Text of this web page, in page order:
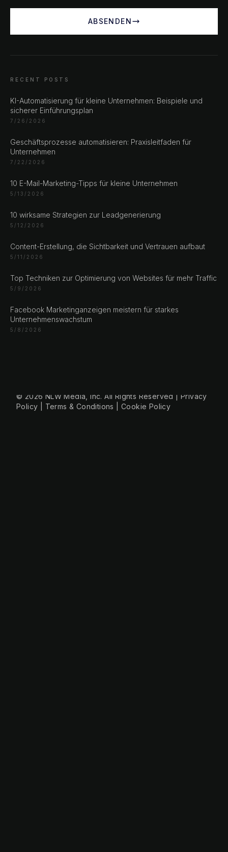
ABSENDEN
RECENT POSTS
KI-Automatisierung für kleine Unternehmen: Beispiele und
sicherer Einführungsplan
7/26/2026
Geschäftsprozesse automatisieren: Praxisleitfaden für
Unternehmen
7/22/2026
10 E-Mail-Marketing-Tipps für kleine Unternehmen
5/13/2026
10 wirksame Strategien zur Leadgenerierung
5/12/2026
Content-Erstellung, die Sichtbarkeit und Vertrauen aufbaut
5/11/2026
Top Techniken zur Optimierung von Websites für mehr Traffic
5/9/2026
Facebook Marketinganzeigen meistern für starkes
Unternehmenswachstum
5/8/2026
CHAT ?
Sarajevo
10827 Berlin
© 2026 NLW Media, Inc. All Rights Reserved |Privacy
Policy
Terms & Conditions |Cookie Policy